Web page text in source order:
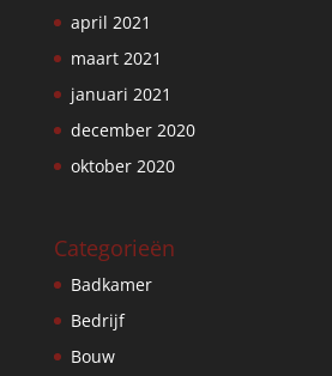
april 2021
maart 2021
januari 2021
december 2020
oktober 2020
Categorieën
Badkamer
Bedrijf
Bouw